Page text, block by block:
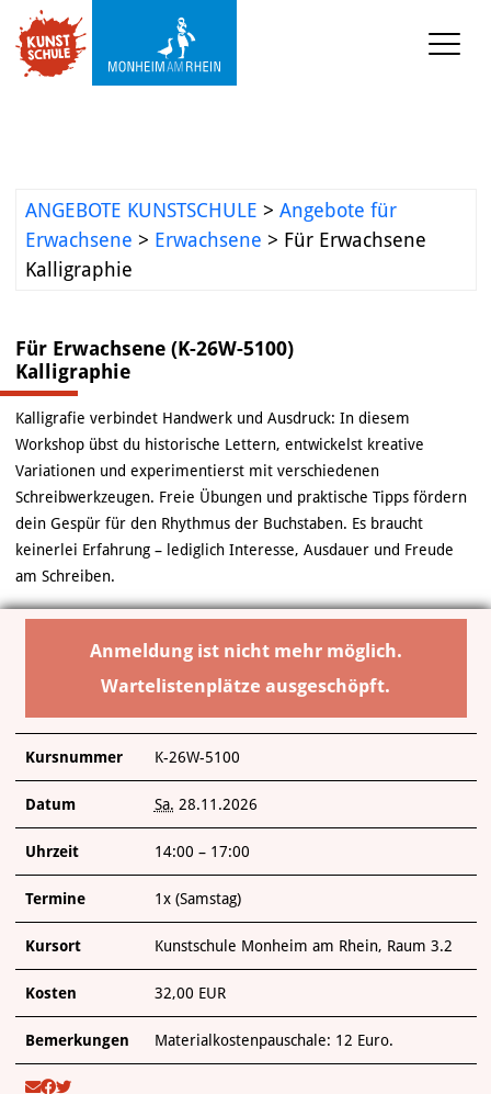
Projekte und
Kooperationen
KUNST-WERKSTATT TURMSTRASSE
KUNST-VERMITTLUNG
ÜBER UNS
ANGEBOTE KUNSTSCHULE > Angebote für
Erwachsene > Erwachsene > Für Erwachsene
Kalligraphie
Für Erwachsene (K-26W-5100)
Kalligraphie
Kalligrafie verbindet Handwerk und Ausdruck: In diesem
Workshop übst du historische Lettern, entwickelst kreative
Variationen und experimentierst mit verschiedenen
Schreibwerkzeugen. Freie Übungen und praktische Tipps fördern
dein Gespür für den Rhythmus der Buchstaben. Es braucht
keinerlei Erfahrung – lediglich Interesse, Ausdauer und Freude
am Schreiben.
Anmeldung ist nicht mehr möglich.
Wartelistenplätze ausgeschöpft.
Kursnummer K-26W-5100
Datum Sa. 28.11.2026
Uhrzeit 14:00 – 17:00
Termine 1x (Samstag)
Kursort Kunstschule Monheim am Rhein, Raum 3.2
Kosten 32,00 EUR
Bemerkungen Materialkostenpauschale: 12 Euro.